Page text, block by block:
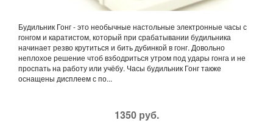
Будильник Гонг - это необычные настольные электронные часы с
гонгом и каратистом, который при срабатывании будильника
начинает резво крутиться и бить дубинкой в гонг. Довольно
неплохое решение чтоб взбодриться утром под удары гонга и не
проспать на работу или учёбу. Часы будильник Гонг также
оснащены дисплеем с по...
1350 руб.